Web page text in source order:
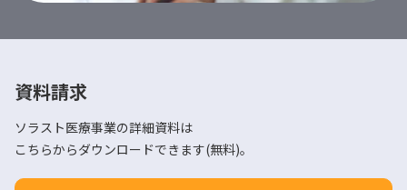
資料請求
ソラスト医療事業の詳細資料は
こちらからダウンロードできます(無料)。